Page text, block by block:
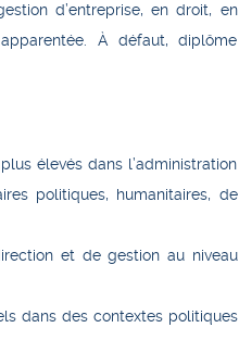
d’entreprise, en droit, en
À défaut, diplôme
élevés dans l’administration
politiques, humanitaires, de
et de gestion au niveau
dans des contextes politiques